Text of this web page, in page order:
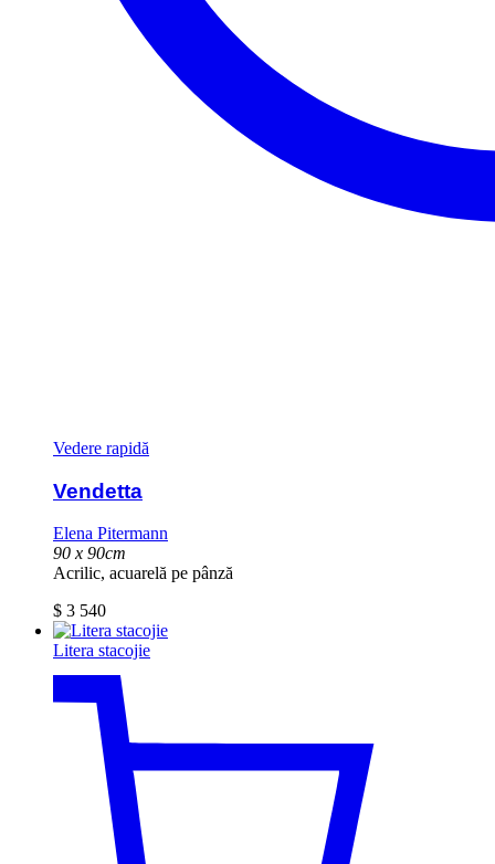
Vedere rapidă
Vendetta
Elena Pitermann
90 x 90cm
Acrilic, acuarelă pe pânză
$ 3 540
Litera stacojie